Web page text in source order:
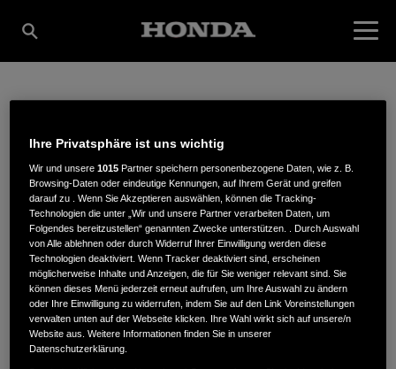
MOTORGERÄTE UND
LANDTECHNIK KLEINE
& DEUTSCHMANN
INH. STEPHANIE
Ihre Privatsphäre ist uns wichtig
Wir und unsere1015 Partner speichern personenbezogene Daten, wie z. B.
Browsing-Daten oder eindeutige Kennungen, auf Ihrem Gerät und greifen
darauf zu . Wenn Sie Akzeptieren auswählen, können die Tracking-
Technologien die unter „Wir und unsere Partner verarbeiten Daten, um
Folgendes bereitzustellen“ genannten Zwecke unterstützen. . Durch Auswahl
von Alle ablehnen oder durch Widerruf Ihrer Einwilligung werden diese
Technologien deaktiviert. Wenn Tracker deaktiviert sind, erscheinen
möglicherweise Inhalte und Anzeigen, die für Sie weniger relevant sind. Sie
können dieses Menü jederzeit erneut aufrufen, um Ihre Auswahl zu ändern
oder Ihre Einwilligung zu widerrufen, indem Sie auf den Link Voreinstellungen
verwalten unten auf der Webseite klicken. Ihre Wahl wirkt sich auf unsere/n
Website aus. Weitere Informationen finden Sie in unserer
Datenschutzerklärung.